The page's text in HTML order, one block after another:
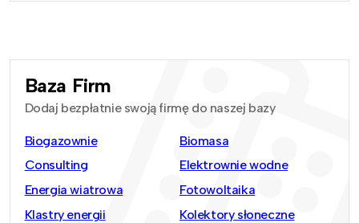
Baza Firm
Dodaj bezpłatnie swoją firmę do naszej bazy
Biogazownie
Biomasa
Consulting
Elektrownie wodne
Energia wiatrowa
Fotowoltaika
Klastry energii
Kolektory słoneczne